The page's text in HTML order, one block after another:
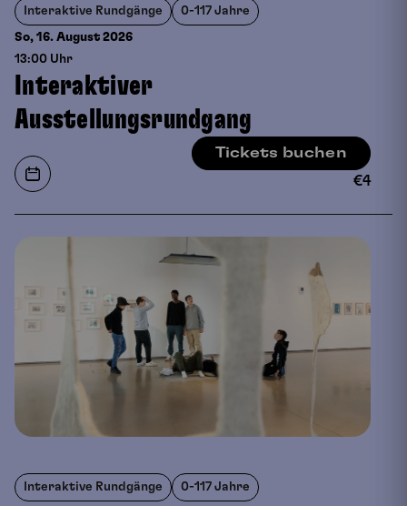
Interaktive Rundgänge 0-117 Jahre
So, 16. August 2026
13:00 Uhr
Interaktiver
Ausstellungsrundgang
Tickets buchen
€4
Interaktive Rundgänge 0-117 Jahre